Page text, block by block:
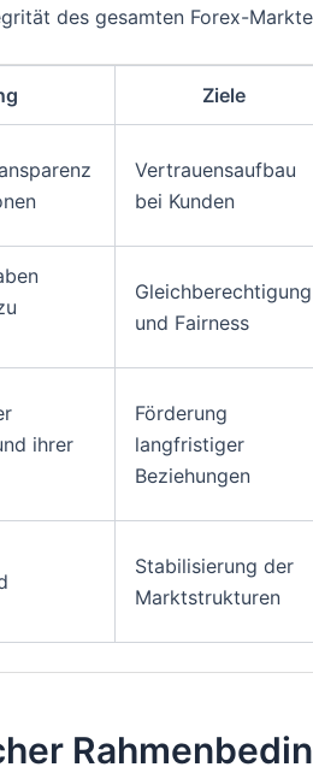
des gesamten Forex-
Ziele
Vertrauensaufbau
bei Kunden
Gleichberechtigung
und Fairness
ihrer
Förderung
langfristiger
Beziehungen
Stabilisierung der
Marktstrukturen